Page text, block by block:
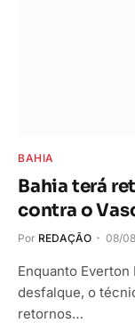
BAHIA
Bahia terá
contra o
Por REDAÇÃO 08/
Enquanto
desfalque, o
retornos…